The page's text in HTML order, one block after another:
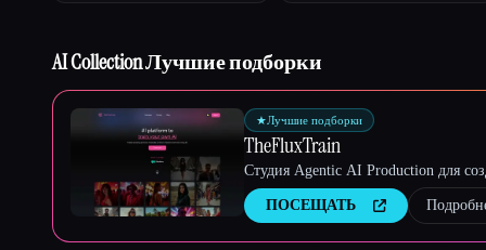
AI Collection Лучшие подборки
★Лучшие подборки
TheFluxTrain
Студия Agentic AI Production для
ПОСЕЩАТЬ